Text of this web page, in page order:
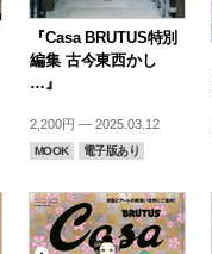
『Casa BRUTUS特別
編集 古今東西かし
…』
2,200円 — 2025.03.12
MOOK 電子版あり